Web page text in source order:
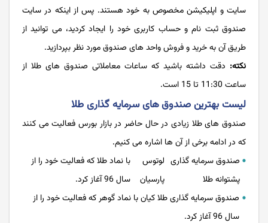
سایت و اپلیکیشن مخصوص به خود هستند. پس از اینکه در سایت
صندوق ثبت نام و حساب کاربری خود را ایجاد کردید، می توانید از
طریق آن به خرید و فروش واحد های صندوق مورد نظر بپردازید.
نکته: دقت داشته باشید که ساعات معاملاتی صندوق های طلا از
ساعت 11:30 تا 15 است.
لیست بهترین صندوق های سرمایه گذاری طلا
صندوق های طلا زیادی در حال حاضر در بازار بورس فعالیت می کنند
که در ادامه برخی از آن ها اشاره می کنیم.
صندوق سرمایه گذاری
پشتوانه طلا
لوتوس
پارسیان
با نماد طلا که فعالیت خود را از
سال 96 آغاز کرد.
صندوق سرمایه گذاری طلا کیان با نماد گوهر که فعالیت خود را از
سال 96 آغاز کرد.